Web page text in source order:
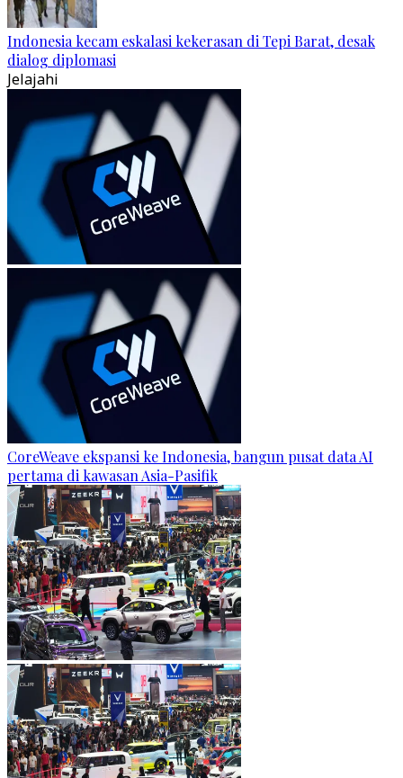
Indonesia kecam eskalasi kekerasan di Tepi Barat, desak
dialog diplomasi
Jelajahi
CoreWeave ekspansi ke Indonesia, bangun pusat data AI
pertama di kawasan Asia-Pasifik